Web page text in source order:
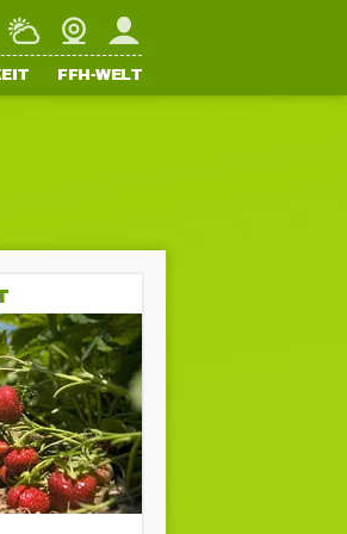
WetterWebcamMein FFH
FFH-WELT